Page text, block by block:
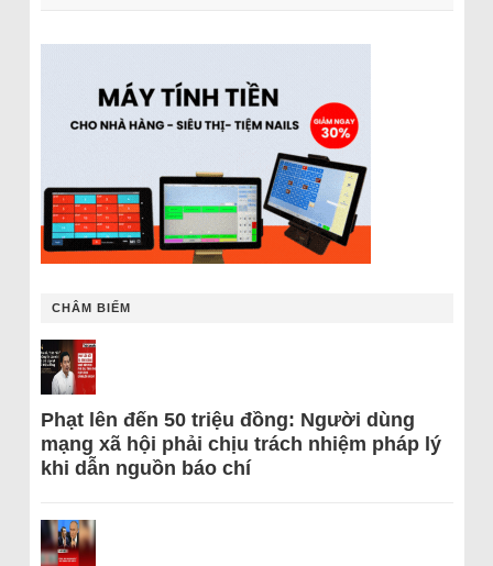
CHÂM BIẾM
Phạt lên đến 50 triệu đồng: Người dùng
mạng xã hội phải chịu trách nhiệm pháp lý
khi dẫn nguồn báo chí